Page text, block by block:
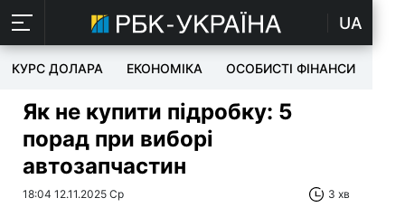
UA
КУРС ДОЛАРА ЕКОНОМІКА ОСОБИСТІ ФІНАНСИ
Як не купити підробку: 5
порад при виборі
автозапчастин
18:04 12.11.2025 Ср 3 хв